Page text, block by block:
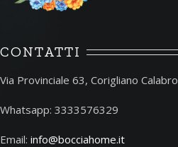
CONTATTI
Via Provinciale 63, Corigliano Calabro
Whatsapp: 3333576329
Email: info@bocciahome.it